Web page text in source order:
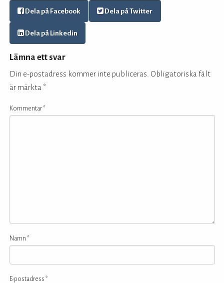
Dela på Facebook Dela på Twitter
Dela på Linkedin
Lämna ett svar
Din e-postadress kommer inte publiceras. Obligatoriska fält
är märkta *
Kommentar*
Namn *
E-postadress *